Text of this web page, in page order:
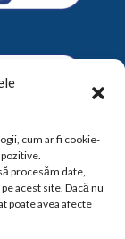
cum ar fi cookie-
procesăm date,
acest site. Dacă nu
poate avea afecte